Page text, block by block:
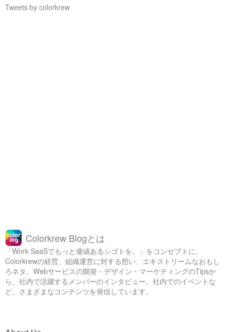
Tweets by colorkrew
Colorkrew Blogとは
「Work SaaSでもっと価値あるシゴトを。」をコンセプトに、
Colorkrewの経営、組織運営に対する想い、エキストリームなおもし
ろネタ、Webサービスの開発・デザイン・マーケティングのTipsか
ら、社内で活躍するメンバーのインタビュー、社内でのイベントな
ど、さまざまなコンテンツを発信しています。